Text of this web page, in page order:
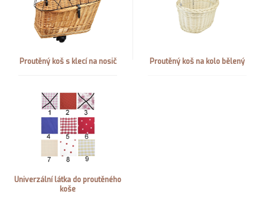
Proutěný koš s klecí na nosič Proutěný koš na kolo bělený
Univerzální látka do proutěného
koše